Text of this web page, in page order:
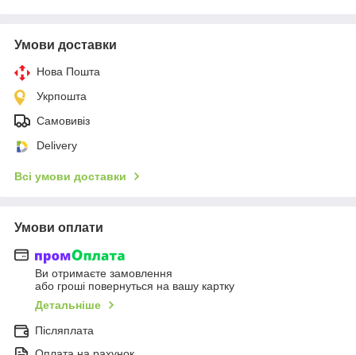
Умови доставки
Нова Пошта
Укрпошта
Самовивіз
Delivery
Всі умови доставки
Умови оплати
Ви отримаєте замовлення
або гроші повернуться на вашу картку
Детальніше
Післяплата